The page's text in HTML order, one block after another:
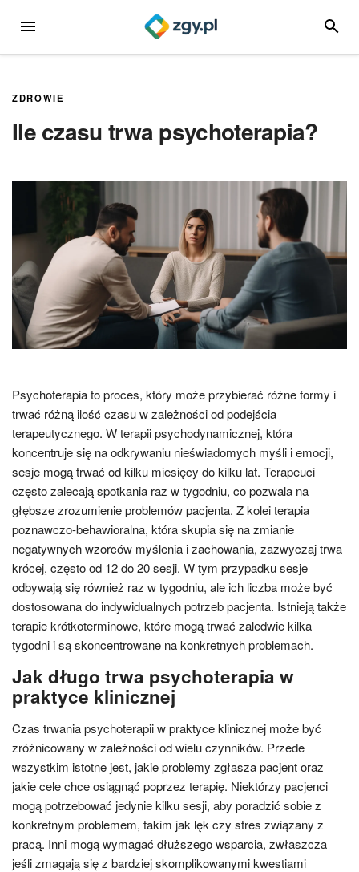
MENU
ZDROWIE
Ile czasu trwa psychoterapia?
Psychoterapia to proces, który może przybierać różne formy i
trwać różną ilość czasu w zależności od podejścia
terapeutycznego. W terapii psychodynamicznej, która
koncentruje się na odkrywaniu nieświadomych myśli i emocji,
sesje mogą trwać od kilku miesięcy do kilku lat. Terapeuci
często zalecają spotkania raz w tygodniu, co pozwala na
głębsze zrozumienie problemów pacjenta. Z kolei terapia
poznawczo-behawioralna, która skupia się na zmianie
negatywnych wzorców myślenia i zachowania, zazwyczaj trwa
krócej, często od 12 do 20 sesji. W tym przypadku sesje
odbywają się również raz w tygodniu, ale ich liczba może być
dostosowana do indywidualnych potrzeb pacjenta. Istnieją także
terapie krótkoterminowe, które mogą trwać zaledwie kilka
tygodni i są skoncentrowane na konkretnych problemach.
Jak długo trwa psychoterapia w
praktyce klinicznej
Czas trwania psychoterapii w praktyce klinicznej może być
zróżnicowany w zależności od wielu czynników. Przede
wszystkim istotne jest, jakie problemy zgłasza pacjent oraz
jakie cele chce osiągnąć poprzez terapię. Niektórzy pacjenci
mogą potrzebować jedynie kilku sesji, aby poradzić sobie z
konkretnym problemem, takim jak lęk czy stres związany z
pracą. Inni mogą wymagać dłuższego wsparcia, zwłaszcza
jeśli zmagają się z bardziej skomplikowanymi kwestiami